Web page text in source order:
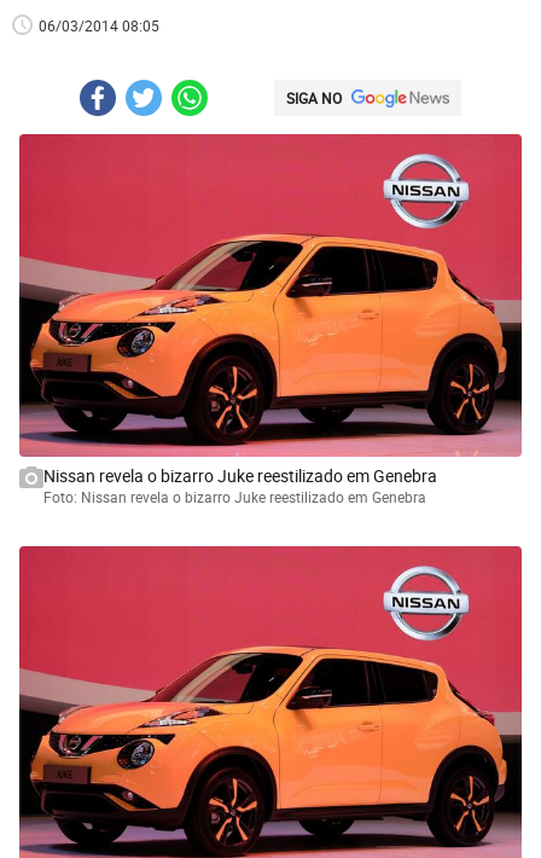
06/03/2014 08:05
SIGA NO
Nissan revela o bizarro Juke reestilizado em Genebra
Foto: Nissan revela o bizarro Juke reestilizado em Genebra